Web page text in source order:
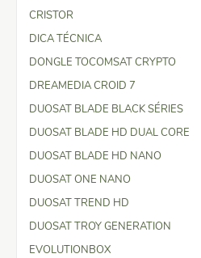
CRISTOR
DICA TÉCNICA
DONGLE TOCOMSAT CRYPTO
DREAMEDIA CROID 7
DUOSAT BLADE BLACK SÉRIES
DUOSAT BLADE HD DUAL CORE
DUOSAT BLADE HD NANO
DUOSAT ONE NANO
DUOSAT TREND HD
DUOSAT TROY GENERATION
EVOLUTIONBOX